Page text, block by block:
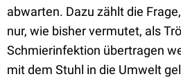
abwarten. Dazu zählt die
nur, wie bisher vermutet, als
Schmierinfektion übertragen
mit dem Stuhl in die Umwelt